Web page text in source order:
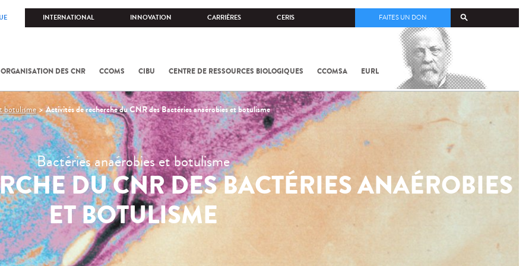
INTERNATIONAL INNOVATION CARRIÈRES CERIS FAITES UN DON
DES CNR CCOMS CIBU CENTRE DE RESSOURCES BIOLOGIQUES CCOMSA EURL
botulisme Activités de recherche du CNR des Bactéries anaérobies et botulisme
Bactéries anaérobies et botulisme
DU CNR DES BACTÉRIES ANAÉROBIES
ET BOTULISME